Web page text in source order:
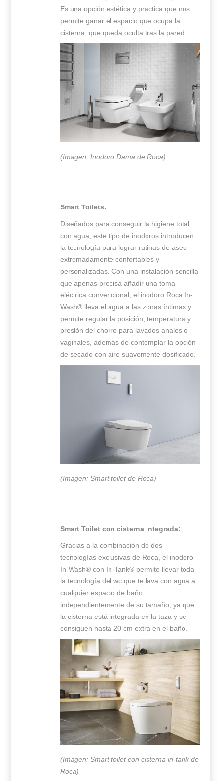
Es una opción estética y práctica que nos
permite ganar el espacio que ocupa la
cisterna, que queda oculta tras la pared.
(Imagen: Inodoro Dama de Roca)
Smart Toilets:
Diseñados para conseguir la higiene total
con agua, este tipo de inodoros introducen
la tecnología para lograr rutinas de aseo
extremadamente confortables y
personalizadas. Con una instalación sencilla
que apenas precisa añadir una toma
eléctrica convencional, el inodoro Roca In-
Wash® lleva el agua a las zonas íntimas y
permite regular la posición, temperatura y
presión del chorro para lavados anales o
vaginales, además de contemplar la opción
de secado con aire suavemente dosificado.
(Imagen: Smart toilet de Roca)
Smart Toilet con cisterna integrada:
Gracias a la combinación de dos
tecnologías exclusivas de Roca, el inodoro
In-Wash® con In-Tank® permite llevar toda
la tecnología del wc que te lava con agua a
cualquier espacio de baño
independientemente de su tamaño, ya que
la cisterna está integrada en la taza y se
consiguen hasta 20 cm extra en el baño.
(Imagen: Smart toilet con cisterna in-tank de
Roca)